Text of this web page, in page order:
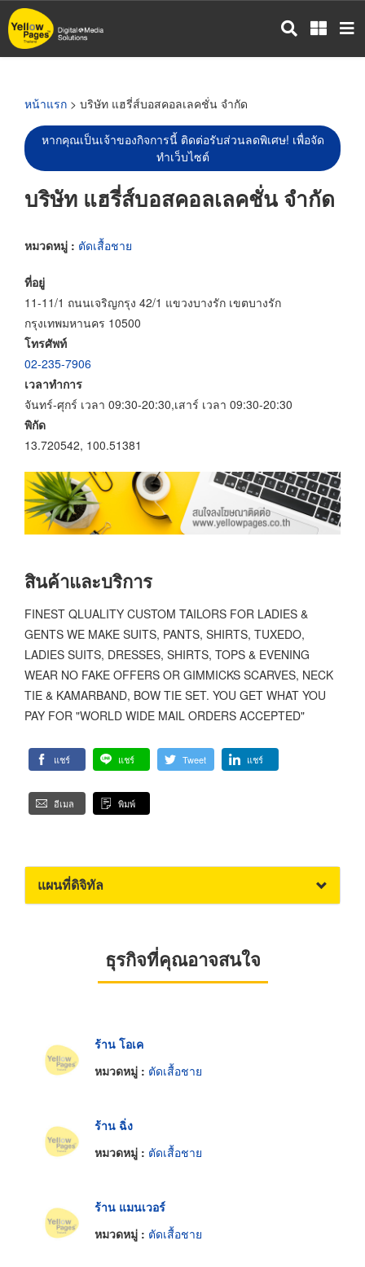
ข้าม
ไป
หน้าแรก > บริษัท แฮรี่ส์บอสคอลเลคชั่น จำกัด
หากคุณเป็นเจ้าของกิจการนี้ ติดต่อรับส่วนลดพิเศษ! เพื่อจัด
ทำเว็บไซต์
บริษัท แฮรี่ส์บอสคอลเลคชั่น จำกัด
หมวดหมู่ : ตัดเสื้อชาย
ที่อยู่
11-11/1 ถนนเจริญกรุง 42/1 แขวงบางรัก เขตบางรัก
กรุงเทพมหานคร 10500
โทรศัพท์
02-235-7906
เวลาทำการ
จันทร์-ศุกร์ เวลา 09:30-20:30,เสาร์ เวลา 09:30-20:30
พิกัด
13.720542, 100.51381
สินค้าและบริการ
FINEST QLUALITY CUSTOM TAILORS FOR LADIES &
GENTS WE MAKE SUITS, PANTS, SHIRTS, TUXEDO,
LADIES SUITS, DRESSES, SHIRTS, TOPS & EVENING
WEAR NO FAKE OFFERS OR GIMMICKS SCARVES, NECK
TIE & KAMARBAND, BOW TIE SET. YOU GET WHAT YOU
PAY FOR "WORLD WIDE MAIL ORDERS ACCEPTED"
แชร์ แชร์ Tweet แชร์
อีเมล พิมพ์
แผนที่ดิจิทัล
ธุรกิจที่คุณอาจสนใจ
ร้าน โอเค
หมวดหมู่ : ตัดเสื้อชาย
ร้าน ฉิ่ง
หมวดหมู่ : ตัดเสื้อชาย
ร้าน แมนเวอร์
หมวดหมู่ : ตัดเสื้อชาย